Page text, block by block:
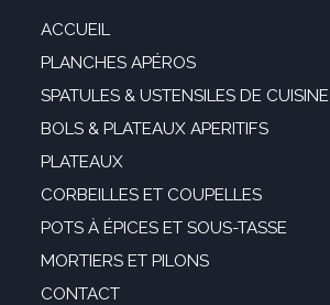
ACCUEIL
PLANCHES APÉROS
SPATULES & USTENSILES DE CUISINE
BOLS & PLATEAUX APERITIFS
PLATEAUX
CORBEILLES ET COUPELLES
POTS À ÉPICES ET SOUS-TASSE
MORTIERS ET PILONS
CONTACT